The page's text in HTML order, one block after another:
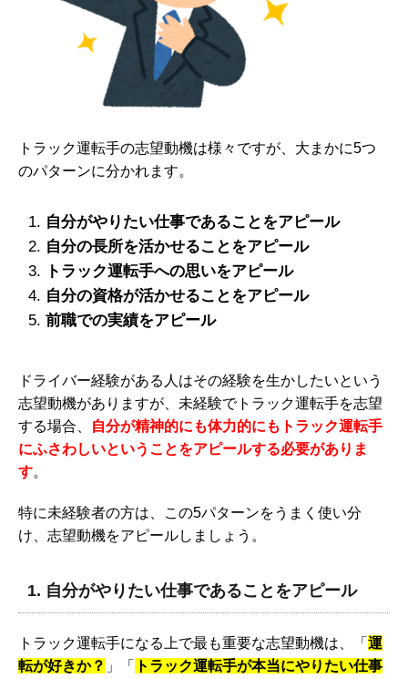
トラック運転手の志望動機は様々ですが、大まかに5つ
のパターンに分かれます。
自分がやりたい仕事であることをアピール
自分の長所を活かせることをアピール
トラック運転手への思いをアピール
自分の資格が活かせることをアピール
前職での実績をアピール
ドライバー経験がある人はその経験を生かしたいという
志望動機がありますが、未経験でトラック運転手を志望
する場合、
自分が精神的にも体力的にもトラック運転手
にふさわしいということをアピールする必要がありま
す。
特に未経験者の方は、この5パターンをうまく使い分
け、志望動機をアピールしましょう。
1. 自分がやりたい仕事であることをアピール
トラック運転手になる上で最も重要な志望動機は、「 運
転が好きか？ 」「
トラック運転手が本当にやりたい仕事